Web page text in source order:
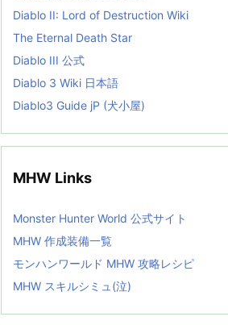
Diablo II: Lord of Destruction Wiki
The Eternal Death Star
Diablo III 公式
Diablo 3 Wiki 日本語
Diablo3 Guide jP (犬小屋)
MHW Links
Monster Hunter World 公式サイト
MHW 作成装備一覧
モンハンワールド MHW 攻略レシピ
MHW スキルシミュ(泣)